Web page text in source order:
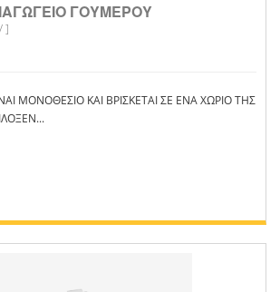
ΓΟΥΜΕΡΟΥ
]
ΜΟΝΟΘΕΣΙΟ ΚΑΙ ΒΡΙΣΚΕΤΑΙ ΣΕ ΕΝΑ ΧΩΡΙΟ ΤΗΣ